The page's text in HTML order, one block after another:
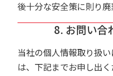
後十分な安全策に則り廃
8. お問い合
当社の個人情報取り扱
は、下記までお申し出く